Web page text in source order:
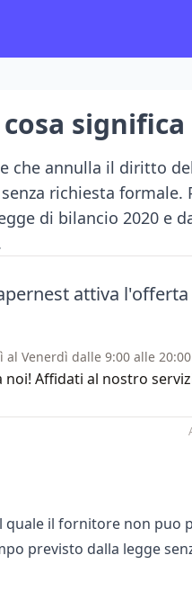
che annulla il diritto
richiesta formale.
di bilancio 2020 e
attiva
Venerdì dalle 9:00 alle
Affidati al nostro
il fornitore non puo
previsto dalla legge